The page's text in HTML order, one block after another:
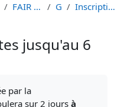
ALL-DATA FAIR data Strasbourg mars 2022 Généralités Inscriptions ouvertes jusqu'au 6 mars 2022
jusqu'au 6
par la
sur 2 joursà